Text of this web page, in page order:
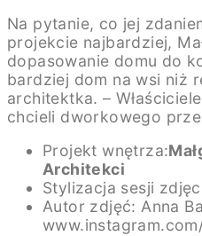
Na pytanie, co jej
projekcie najbardziej,
dopasowanie domu do
bardziej dom na wsi niż
architektka. –
chcieli dworkowego
Projekt wnętrza:
Architekci
Stylizacja sesji
Autor zdjęć: Anna